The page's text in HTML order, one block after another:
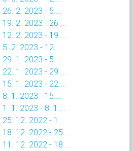
2. 2023 - 5....
2. 2023 - 26....
2. 2023 - 19....
2. 2023 - 12....
1. 2023 - 5....
1. 2023 - 29....
1. 2023 - 22....
1. 2023 - 15....
1. 2023 - 8. 1....
12. 2022 - 1....
12. 2022 - 25....
12. 2022 - 18....